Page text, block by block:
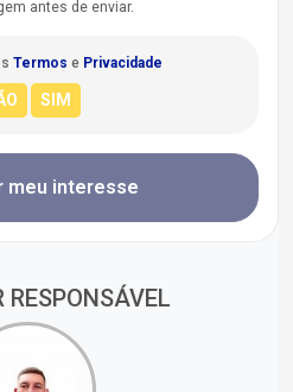
antes de enviar.
Termos e Privacidade
meu interesse
RESPONSÁVEL